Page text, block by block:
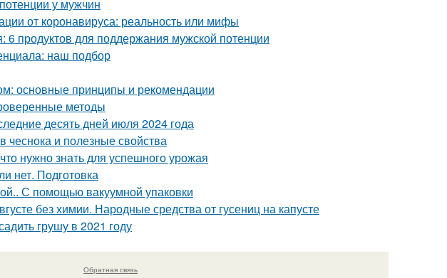
у мужчин
от коронавируса: реальность или мифы
продуктов для поддержания мужской потенции
наш подбор
основные принципы и рекомендации
методы
десять дней июля 2024 года
чеснока и полезные свойства
нужно знать для успешного урожая
нет. Подготовка
С помощью вакуумной упаковки
без химии. Народные средства от гусениц на капусте
грушу в 2021 году
Обратная связь